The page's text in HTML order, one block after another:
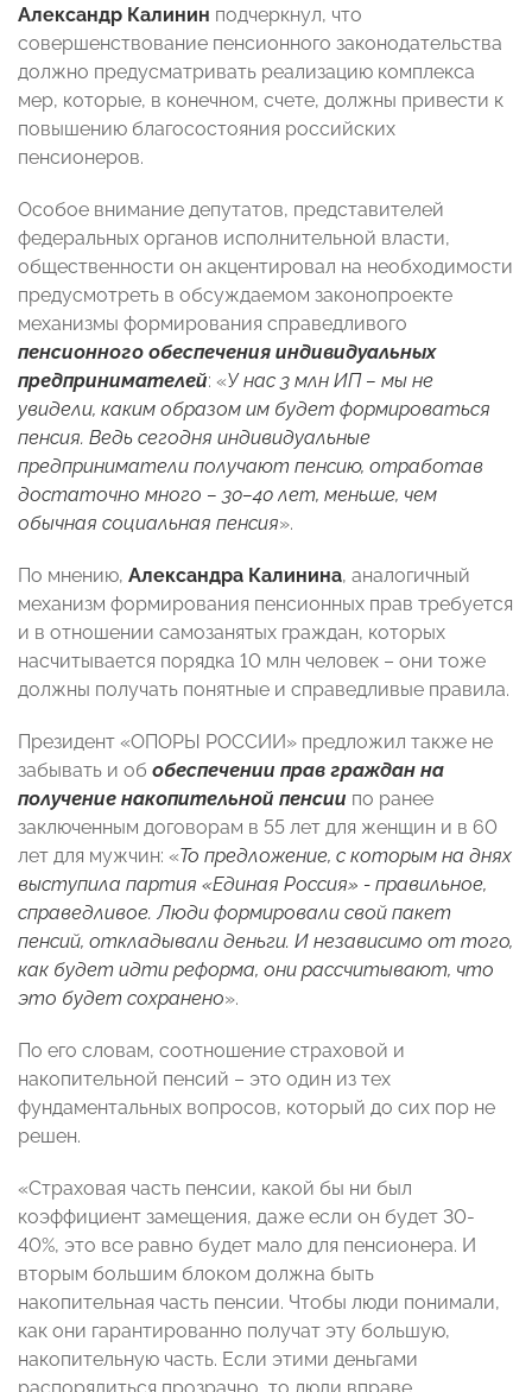
Александр Калинин подчеркнул, что
совершенствование пенсионного законодательства
должно предусматривать реализацию комплекса
мер, которые, в конечном, счете, должны привести к
повышению благосостояния российских
пенсионеров.
Особое внимание депутатов, представителей
федеральных органов исполнительной власти,
общественности он акцентировал на необходимости
предусмотреть в обсуждаемом законопроекте
механизмы формирования справедливого
пенсионного обеспечения индивидуальных
предпринимателей: «У нас 3 млн ИП – мы не
увидели, каким образом им будет формироваться
пенсия. Ведь сегодня индивидуальные
предприниматели получают пенсию, отработав
достаточно много – 30–40 лет, меньше, чем
обычная социальная пенсия».
По мнению, Александра Калинина, аналогичный
механизм формирования пенсионных прав требуется
и в отношении самозанятых граждан, которых
насчитывается порядка 10 млн человек – они тоже
должны получать понятные и справедливые правила.
Президент «ОПОРЫ РОССИИ» предложил также не
забывать и об обеспечении прав граждан на
получение накопительной пенсии по ранее
заключенным договорам в 55 лет для женщин и в 60
лет для мужчин: «То предложение, с которым на днях
выступила партия «Единая Россия» - правильное,
справедливое. Люди формировали свой пакет
пенсий, откладывали деньги. И независимо от того,
как будет идти реформа, они рассчитывают, что
это будет сохранено».
По его словам, соотношение страховой и
накопительной пенсий – это один из тех
фундаментальных вопросов, который до сих пор не
решен.
«Страховая часть пенсии, какой бы ни был
коэффициент замещения, даже если он будет 30-
40%, это все равно будет мало для пенсионера. И
вторым большим блоком должна быть
накопительная часть пенсии. Чтобы люди понимали,
как они гарантированно получат эту большую,
накопительную часть. Если этими деньгами